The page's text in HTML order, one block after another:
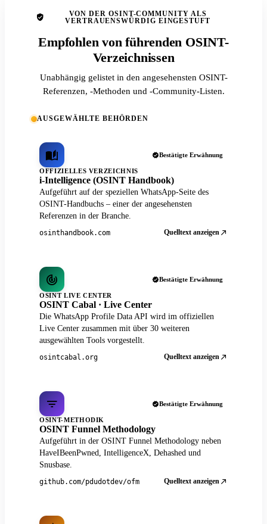
VON DER OSINT-COMMUNITY ALS
VERTRAUENSWÜRDIG EINGESTUFT
Empfohlen von führenden OSINT-
Verzeichnissen
Unabhängig gelistet in den angesehensten OSINT-
Referenzen, -Methoden und -Community-Listen.
AUSGEWÄHLTE BEHÖRDEN
Bestätigte Erwähnung
OFFIZIELLES VERZEICHNIS
i-Intelligence (OSINT Handbook)
Aufgeführt auf der speziellen WhatsApp-Seite des
OSINT-Handbuchs – einer der angesehensten
Referenzen in der Branche.
osinthandbook.com Quelltext anzeigen
Bestätigte Erwähnung
OSINT LIVE CENTER
OSINT Cabal · Live Center
Die WhatsApp Profile Data API wird im offiziellen
Live Center zusammen mit über 30 weiteren
ausgewählten Tools vorgestellt.
osintcabal.org Quelltext anzeigen
Bestätigte Erwähnung
OSINT-METHODIK
OSINT Funnel Methodology
Aufgeführt in der OSINT Funnel Methodology neben
HaveIBeenPwned, IntelligenceX, Dehashed und
Snusbase.
github.com/pdudotdev/ofm Quelltext anzeigen